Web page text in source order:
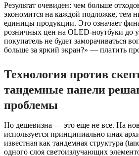
Результат очевиден: чем больше
экономится на каждой подложке, тем
единицы продукции. Это означает
розничных цен на OLED-ноутбуки до
покупатель не будет заморачиваться
больше за яркий экран?» — платить
Технология против
тандемные панели
проблемы
Но дешевизна — это еще не все. На
используется принципиально иная
известная как тандемная структура
одного слоя светоизлучающих